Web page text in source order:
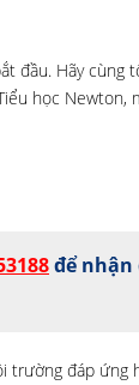
đầu. Hãy
học
để
đáp